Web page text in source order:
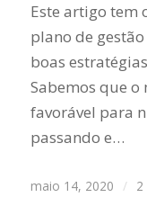
Este artigo tem
plano de
boas
Sabemos que o
favorável para
passando e…
maio 14, 2020 /